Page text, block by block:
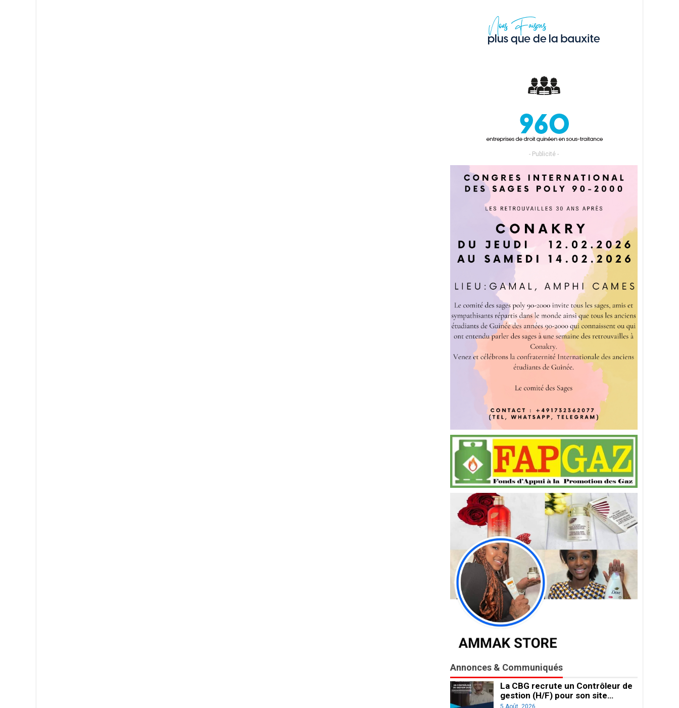
- Publicité -
Annonces & Communiqués
La CBG recrute un Contrôleur de
gestion (H/F) pour son site…